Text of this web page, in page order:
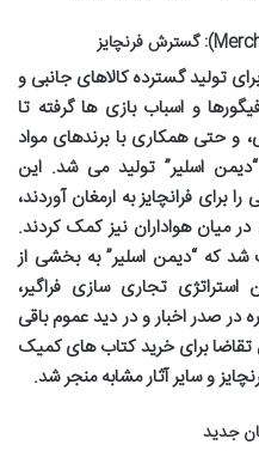
تولید گسترده کالاهای جانبی و
و اسباب بازی ها گرفته تا
و حتی همکاری با برندهای مواد
اسلیر” تولید می شد. این
برای فرانچایز به ارمغان آوردند،
میان هواداران نیز کمک کردند.
که “دیمن اسلیر” به بخشی از
تجاری سازی فراگیر،
در صدر اخبار و در دید عموم باقی
تقاضا برایخرید کتاب های کمیک
و سایر آثار مشابه منجر شد.
جدید